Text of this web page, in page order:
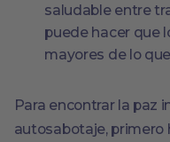
saludable entre
puede hacer que
mayores de lo
Para encontrar la paz
autosabotaje, primero